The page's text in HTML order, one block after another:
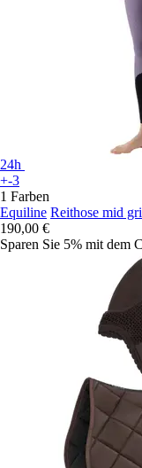
24h
+-3
1 Farben
Equiline Reithose mid
190,00 €
Sparen Sie 5% mit dem